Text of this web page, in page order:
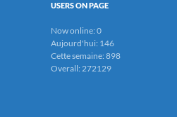
USERS ON PAGE
Now online: 0
Aujourd'hui: 146
Cette semaine: 898
Overall: 272129